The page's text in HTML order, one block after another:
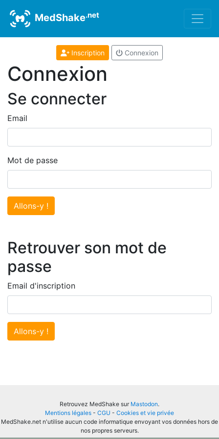
MedShake.net
Inscription Connexion
Connexion
Se connecter
Email
Mot de passe
Allons-y !
Retrouver son mot de
passe
Email d'inscription
Allons-y !
Retrouvez MedShake sur Mastodon.
Mentions légales - CGU - Cookies et vie privée
MedShake.net n'utilise aucun code informatique envoyant vos données hors de
nos propres serveurs.